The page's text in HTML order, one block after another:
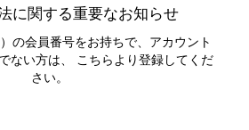
に関する重要なお知らせ
の会員番号をお持ちで、アカウント
ない方は、 こちらより登録してくだ
さい。